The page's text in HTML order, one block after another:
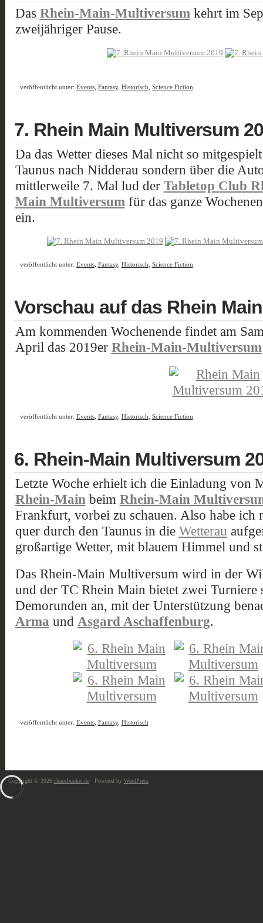
Das Rhein-Main-Multiversum kehrt im
zweijähriger Pause.
veröffentlicht unter: Events, Fantasy, Historisch Science Fiction
7. Rhein Main Multiversum
Da das Wetter dieses Mal nicht so
Taunus nach Nidderau sondern über die
mittlerweile 7. Mal lud der Tabletop Club
Main Multiversum für das ganze
ein.
veröffentlicht unter: Events, Fantasy, Historisch Science Fiction
Vorschau auf das Rhein
Am kommenden Wochenende findet am
April das 2019er Rhein-Main-Multiversum
veröffentlicht unter: Events, Fantasy, Historisch Science Fiction
6. Rhein-Main Multiversum
Letzte Woche erhielt ich die Einladung von
Rhein-Main beim Rhein-Main
Frankfurt, vorbei zu schauen. Also habe ich
quer durch den Taunus in die Wetterau
großartige Wetter, mit blauem Himmel und
Das Rhein-Main Multiversum wird in der
und der TC Rhein Main bietet zwei Turniere
Demorunden an, mit der Unterstützung
Arma und Asgard Aschaffenburg.
veröffentlicht unter: Events, Fantasy, Historisch
Copyright © 2026 chaosbunker.de· Powered by WordPress